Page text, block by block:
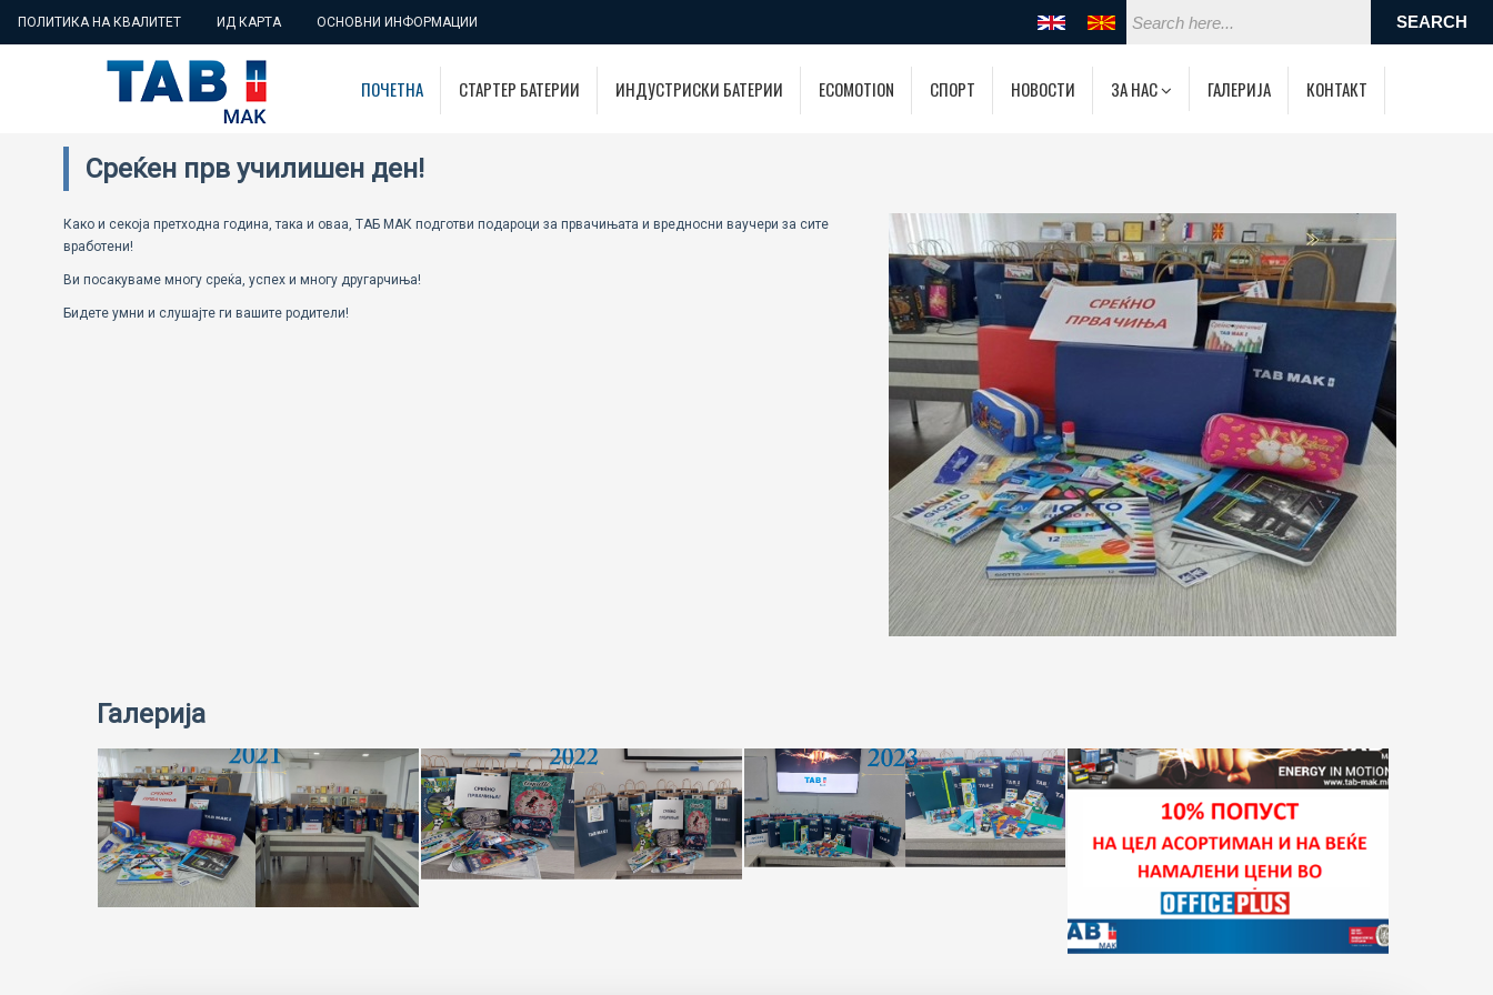
ПОЛИТИКА НА КВАЛИТЕТ ИД КАРТА ОСНОВНИ ИНФОРМАЦИИ
ПОЧЕТНА СТАРТЕР БАТЕРИИ ИНДУСТРИСКИ БАТЕРИИ ECOMOTION СПОРТ НОВОСТИ ЗА НАС ГАЛЕРИЈА КОНТАКТ
Среќен прв училишен ден!
Како и секоја претходна година, така и оваа, ТАБ МАК подготви подароци за првачињата и вредносни ваучери за сите
вработени!
Ви посакуваме многу среќа, успех и многу другарчиња!
Бидете умни и слушајте ги вашите родители!
Галерија